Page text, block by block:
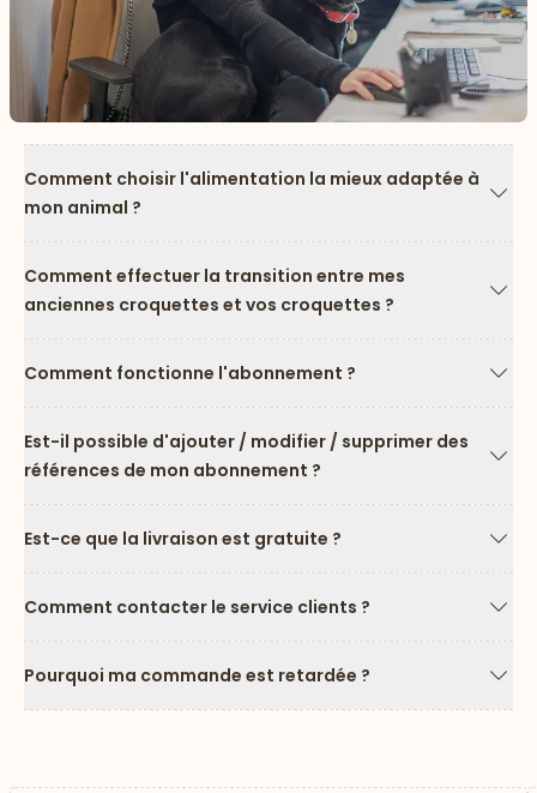
Comment choisir l'alimentation la mieux adaptée à
mon animal ?
Comment effectuer la transition entre mes
anciennes croquettes et vos croquettes ?
Comment fonctionne l'abonnement ?
Est-il possible d'ajouter / modifier / supprimer des
références de mon abonnement ?
Est-ce que la livraison est gratuite ?
Comment contacter le service clients ?
Pourquoi ma commande est retardée ?